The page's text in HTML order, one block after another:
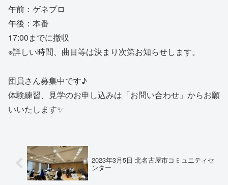
午前：ゲネプロ
午後：本番
17:00までに撤収
※詳しい時間、曲目等は決まり次第お知らせします。
団員さん募集中です♪
体験練習、見学のお申し込みは「お問い合わせ」からお願
いいたします✨
2023年3月5日 北名古屋市コミュニティセ
ンター